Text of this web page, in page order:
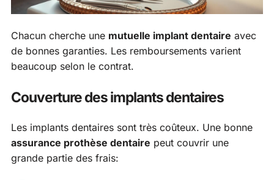
Chacun cherche une mutuelle implant dentaire avec
de bonnes garanties. Les remboursements varient
beaucoup selon le contrat.
Couverture des implants dentaires
Les implants dentaires sont très coûteux. Une bonne
assurance prothèse dentaire peut couvrir une
grande partie des frais: